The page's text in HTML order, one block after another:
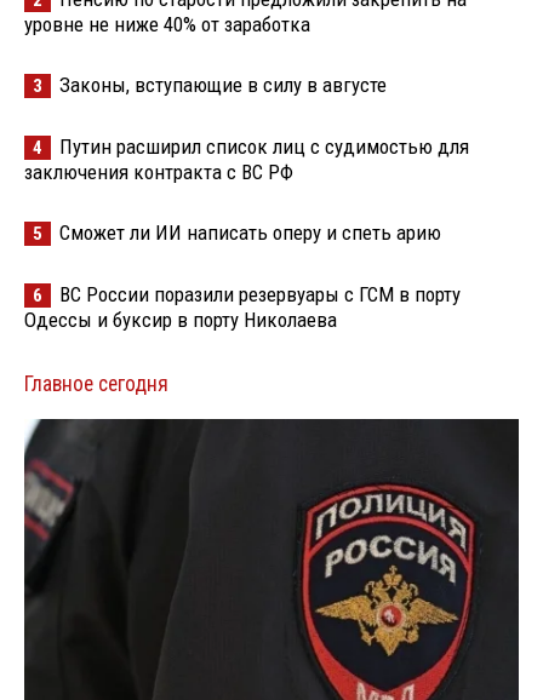
уровне не ниже 40% от заработка
3 Законы, вступающие в силу в августе
4
Путин расширил список лиц с судимостью для
заключения контракта с ВС РФ
5 Сможет ли ИИ написать оперу и спеть арию
6
ВС России поразили резервуары с ГСМ в порту
Одессы и буксир в порту Николаева
Главное сегодня